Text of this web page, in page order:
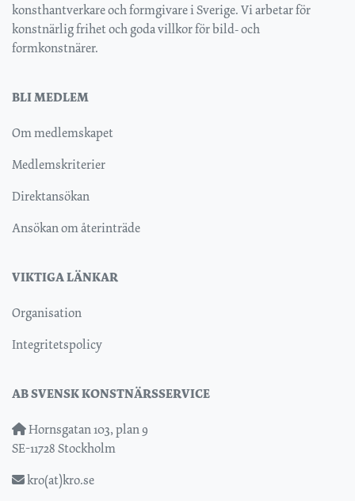
konsthantverkare och formgivare i Sverige. Vi arbetar för
konstnärlig frihet och goda villkor för bild- och
formkonstnärer.
BLI MEDLEM
Om medlemskapet
Medlemskriterier
Direktansökan
Ansökan om återinträde
VIKTIGA LÄNKAR
Organisation
Integritetspolicy
AB SVENSK KONSTNÄRSSERVICE
Hornsgatan 103, plan 9
SE-11728 Stockholm
kro(at)kro.se